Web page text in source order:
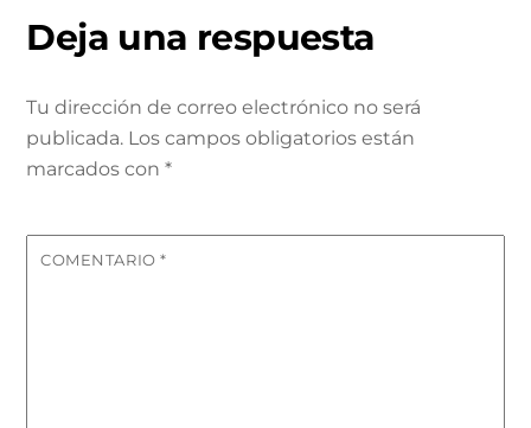
Deja una respuesta
Tu dirección de correo electrónico no será
publicada. Los campos obligatorios están
marcados con*
COMENTARIO*